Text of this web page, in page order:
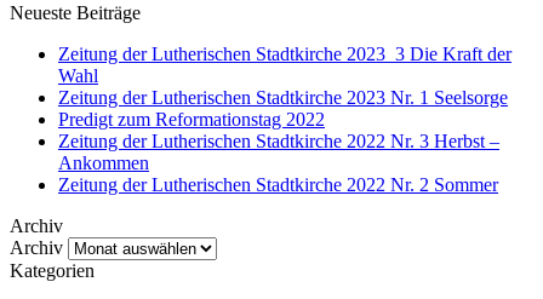
Neueste Beiträge
Zeitung der Lutherischen Stadtkirche 2023_3 Die Kraft der
Wahl
Zeitung der Lutherischen Stadtkirche 2023 Nr. 1 Seelsorge
Predigt zum Reformationstag 2022
Zeitung der Lutherischen Stadtkirche 2022 Nr. 3 Herbst –
Ankommen
Zeitung der Lutherischen Stadtkirche 2022 Nr. 2 Sommer
Archiv
Archiv
Kategorien